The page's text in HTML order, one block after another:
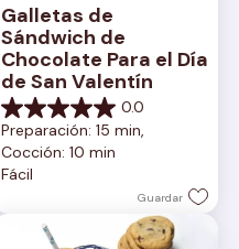
Galletas de
Sándwich de
Chocolate Para el Día
de San Valentín
0.0
0.0
de
5
estrellas.
Preparación: 15 min,
Cocción: 10 min
Fácil
Guardar